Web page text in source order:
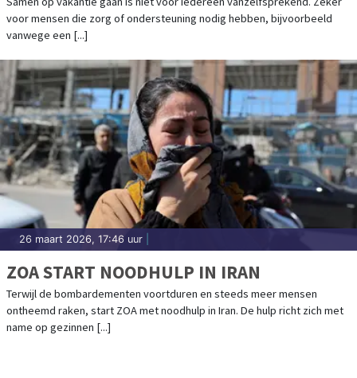
voor mensen die zorg of ondersteuning nodig hebben, bijvoorbeeld
vanwege een [...]
26 maart 2026, 17:46 uur
ZOA START NOODHULP IN IRAN
Terwijl de bombardementen voortduren en steeds meer mensen
ontheemd raken, start ZOA met noodhulp in Iran. De hulp richt zich met
name op gezinnen [...]